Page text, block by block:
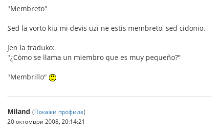
"Membreto"
Sed la vorto kiu mi devis uzi ne estis membreto, sed cidonio.
Jen la traduko:
"¿Cómo se llama un miembro que es muy pequeño?"
"Membrillo"
Miland (Покажи профила)
20 октомври 2008, 20:14:21